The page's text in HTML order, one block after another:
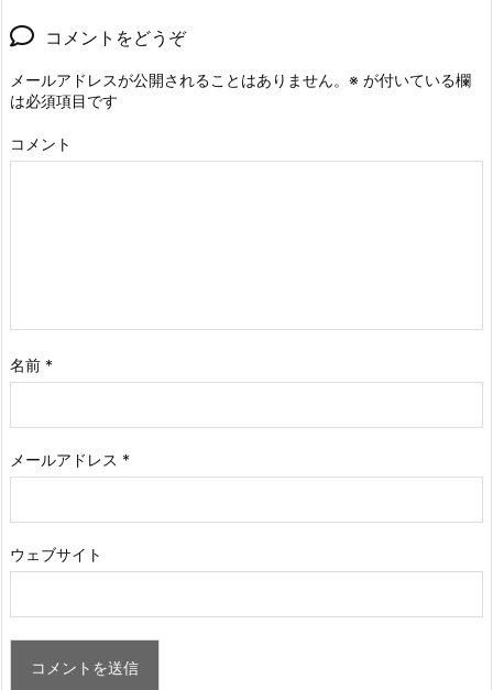
コメントをどうぞ
メールアドレスが公開されることはありません。 ※ が付いている欄
は必須項目です
コメント
名前 *
メールアドレス *
ウェブサイト